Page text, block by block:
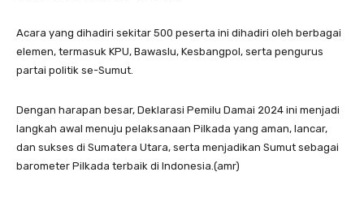
Acara yang dihadiri sekitar 500 peserta ini dihadiri oleh berbagai
elemen, termasuk KPU, Bawaslu, Kesbangpol, serta pengurus
partai politik se-Sumut.
Dengan harapan besar, Deklarasi Pemilu Damai 2024 ini menjadi
langkah awal menuju pelaksanaan Pilkada yang aman, lancar,
dan sukses di Sumatera Utara, serta menjadikan Sumut sebagai
barometer Pilkada terbaik di Indonesia.(amr)